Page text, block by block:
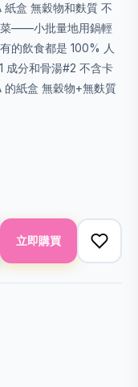
紙盒 無穀物和麩質 不
菜——小批量地用鍋輕
的飲食都是 100% 人
成分和骨湯#2 不含卡
的紙盒 無穀物+無麩質
立即購買